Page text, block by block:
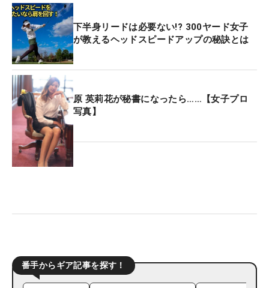
下半身リードは必要ない!? 300ヤード女子
が教えるヘッドスピードアップの秘訣とは
原 英莉花が秘書になったら……【女子プロ
写真】
番手からギア記事を探す！